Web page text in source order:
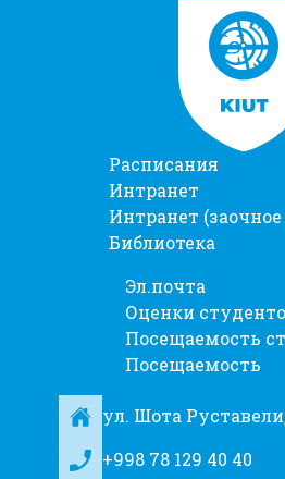
Расписания
Интранет
Интранет
Библиотека
Эл.почта
Оценки
Посещаемость
Посещаемость
ул. Шота
+998 78 129 40 40